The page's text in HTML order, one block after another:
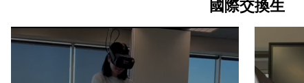
國際交換生